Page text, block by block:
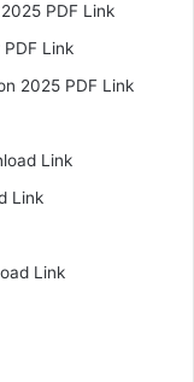
PDF Link
Link
2025 PDF Link
Link
Link
Link